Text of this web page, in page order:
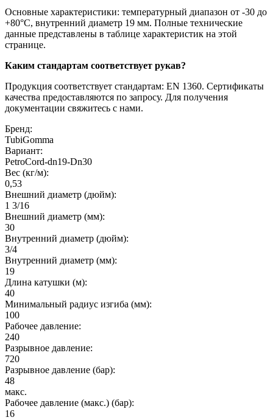
Основные характеристики: температурный диапазон от -30 до
+80°C, внутренний диаметр 19 мм. Полные технические
данные представлены в таблице характеристик на этой
странице.
Каким стандартам соответствует рукав?
Продукция соответствует стандартам: EN 1360. Сертификаты
качества предоставляются по запросу. Для получения
документации свяжитесь с нами.
Бренд:
TubiGomma
Вариант:
PetroCord-dn19-Dn30
Вес (кг/м):
0,53
Внешний диаметр (дюйм):
1 3/16
Внешний диаметр (мм):
30
Внутренний диаметр (дюйм):
3/4
Внутренний диаметр (мм):
19
Длина катушки (м):
40
Минимальный радиус изгиба (мм):
100
Рабочее давление:
240
Разрывное давление:
720
Разрывное давление (бар):
48
макс.
Рабочее давление (макс.) (бар):
16